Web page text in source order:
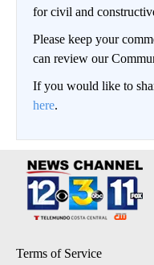
for civil and
Please keep your
can review our
If you would like to
here.
Terms of Service